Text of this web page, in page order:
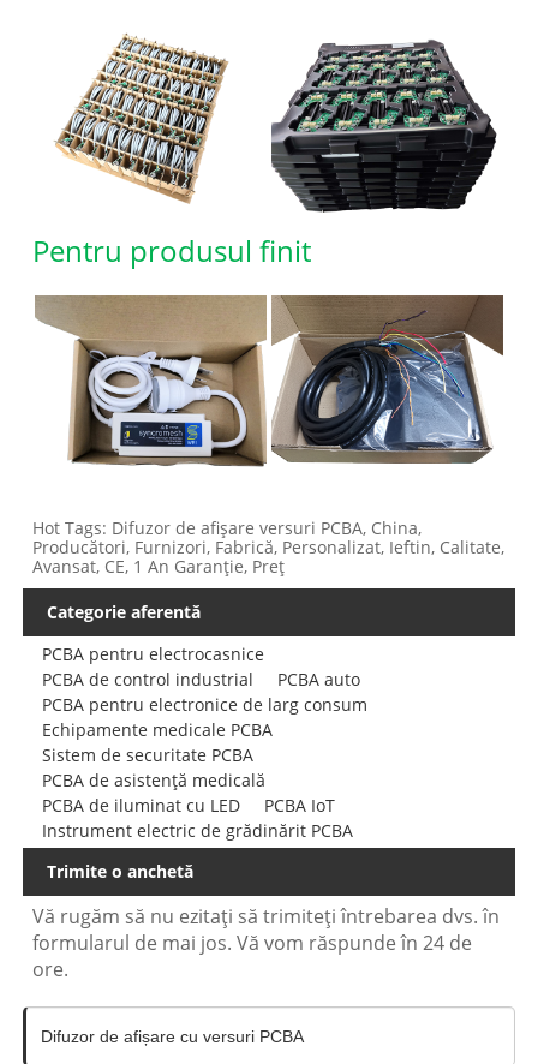
Pentru produsul finit
Hot Tags: Difuzor de afișare versuri PCBA, China,
Producători, Furnizori, Fabrică, Personalizat, Ieftin, Calitate,
Avansat, CE, 1 An Garanție, Preț
Categorie aferentă
PCBA pentru electrocasnice
PCBA de control industrial
PCBA auto
PCBA pentru electronice de larg consum
Echipamente medicale PCBA
Sistem de securitate PCBA
PCBA de asistență medicală
PCBA de iluminat cu LED
PCBA IoT
Instrument electric de grădinărit PCBA
Trimite o anchetă
Vă rugăm să nu ezitați să trimiteți întrebarea dvs. în
formularul de mai jos. Vă vom răspunde în 24 de
ore.